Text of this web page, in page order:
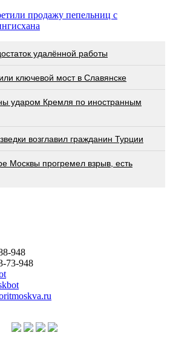
продажу пепельниц с
удалённой работы
ключевой мост в Славянске
ударом Кремля по иностранным
возглавил гражданин Турции
Москвы прогремел взрыв, есть
948
73-948